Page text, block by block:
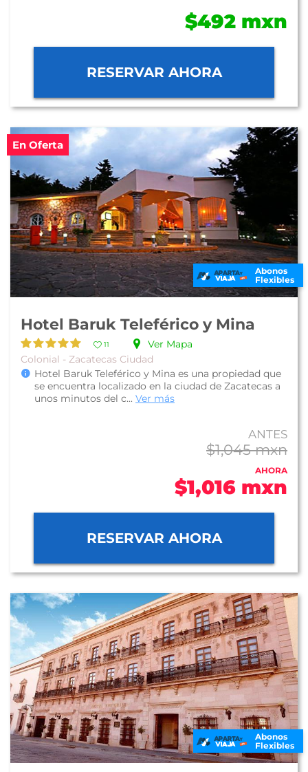
$492 mxn
RESERVAR AHORA
En Oferta
Abonos
Flexibles
Hotel Baruk Teleférico y Mina
11
Ver Mapa
Colonial - Zacatecas Ciudad
Hotel Baruk Teleférico y Mina es una propiedad que
se encuentra localizado en la ciudad de Zacatecas a
unos minutos del c... Ver más
ANTES
$1,045 mxn
AHORA
$1,016 mxn
RESERVAR AHORA
Abonos
Flexibles